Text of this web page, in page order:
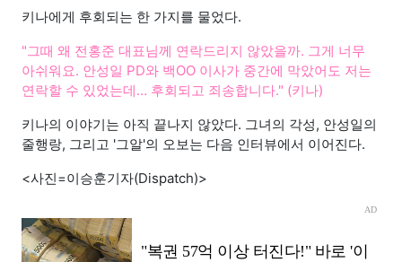
키나에게 후회되는 한 가지를 물었다.
"그때 왜 전홍준 대표님께 연락드리지 않았을까. 그게 너무
아쉬워요. 안성일 PD와 백OO 이사가 중간에 막았어도 저는
연락할 수 있었는데… 후회되고 죄송합니다." (키나)
키나의 이야기는 아직 끝나지 않았다. 그녀의 각성, 안성일의
줄행랑, 그리고 '그알'의 오보는 다음 인터뷰에서 이어진다.
<사진=이승훈기자(Dispatch)>